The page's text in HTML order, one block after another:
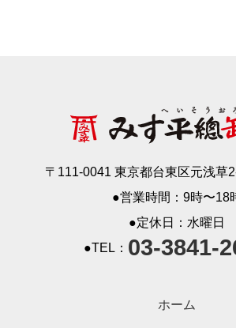
〒111-0041 東京都台東区元浅草
●営業時間：9時〜18
●定休日：水曜日
●TEL： 03-3841-
ホーム